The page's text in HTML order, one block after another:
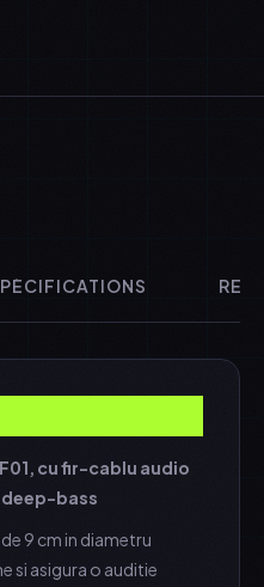
cu fir-cablu audio
deep-bass
9 cm in diametru
si asigura o auditie